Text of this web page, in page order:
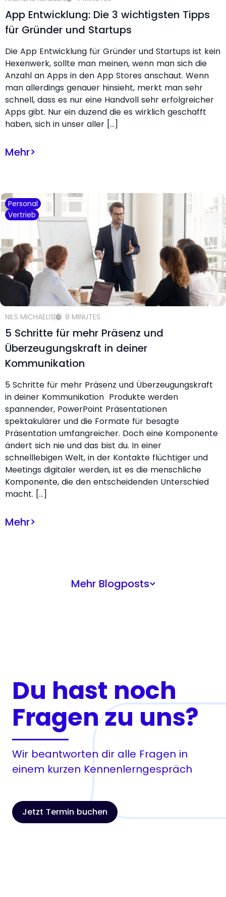
App Entwicklung: Die 3 wichtigsten Tipps
für Gründer und Startups
Die App Entwicklung für Gründer und Startups ist kein
Hexenwerk, sollte man meinen, wenn man sich die
Anzahl an Apps in den App Stores anschaut. Wenn
man allerdings genauer hinsieht, merkt man sehr
schnell, dass es nur eine Handvoll sehr erfolgreicher
Apps gibt. Nur ein duzend die es wirklich geschafft
haben, sich in unser aller […]
Mehr>
Personal
Vertrieb
NILS MICHAELIS 8 MINUTES
5 Schritte für mehr Präsenz und
Überzeugungskraft in deiner
Kommunikation
5 Schritte für mehr Präsenz und Überzeugungskraft
in deiner Kommunikation Produkte werden
spannender, PowerPoint Präsentationen
spektakulärer und die Formate für besagte
Präsentation umfangreicher. Doch eine Komponente
ändert sich nie und das bist du. In einer
schnelllebigen Welt, in der Kontakte flüchtiger und
Meetings digitaler werden, ist es die menschliche
Komponente, die den entscheidenden Unterschied
macht. […]
Mehr>
Mehr Blogposts>
Du hast noch
Fragen zu uns?
Wir beantworten dir alle Fragen in
einem kurzen Kennenlerngespräch
Jetzt Termin buchen